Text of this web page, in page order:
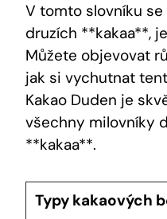
V​ tomto slovníku
druzích **kakaa**,
⁣Můžete objevovat
jak si vychutnat
Kakao Duden je
všechny milovníky​
⁣**kakaa**.
Typy kakaových